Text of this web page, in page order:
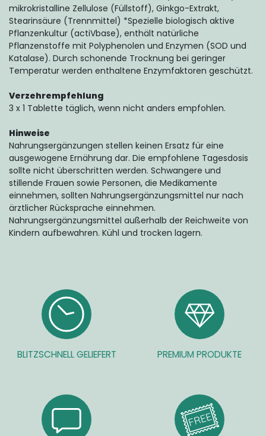
mikrokristalline Zellulose (Füllstoff), Ginkgo-Extrakt,
Stearinsäure (Trennmittel) *Spezielle biologisch aktive
Pflanzenkultur (actiVbase), enthält natürliche
Pflanzenstoffe mit Polyphenolen und Enzymen (SOD und
Katalase). Durch schonende Trocknung bei geringer
Temperatur werden enthaltene Enzymfaktoren geschützt.
Verzehrempfehlung
3 x 1 Tablette täglich, wenn nicht anders empfohlen.
Hinweise
Nahrungsergänzungen stellen keinen Ersatz für eine
ausgewogene Ernährung dar. Die empfohlene Tagesdosis
sollte nicht überschritten werden. Schwangere und
stillende Frauen sowie Personen, die Medikamente
einnehmen, sollten Nahrungsergänzungsmittel nur nach
ärztlicher Rücksprache einnehmen.
Nahrungsergänzungsmittel außerhalb der Reichweite von
Kindern aufbewahren. Kühl und trocken lagern.
BLITZSCHNELL GELIEFERT PREMIUM PRODUKTE